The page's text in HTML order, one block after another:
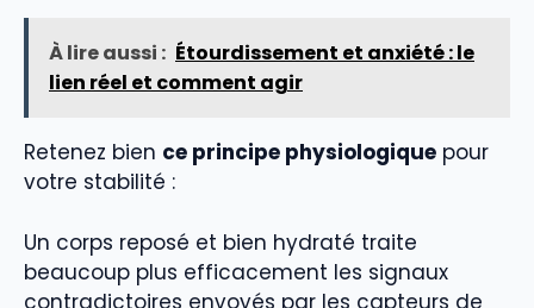
À lire aussi : Étourdissement et anxiété : le
lien réel et comment agir
Retenez bien ce principe physiologique pour
votre stabilité :
Un corps reposé et bien hydraté traite
beaucoup plus efficacement les signaux
contradictoires envoyés par les capteurs de